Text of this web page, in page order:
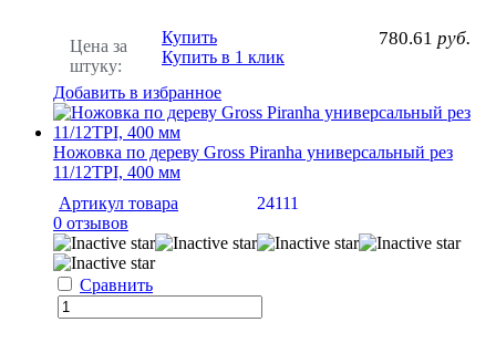
Цена за
штуку:
780.61 руб.
Купить
Купить в 1 клик
Добавить в избранное
Ножовка по дереву Gross Piranha универсальный рез
11/12TPI, 400 мм
Артикул товара
24111
0 отзывов
Сравнить